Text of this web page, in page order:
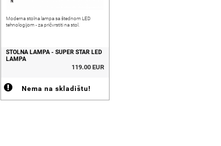
Moderna stolna lampa sa štednom LED
tehnologijom - za pričvrstiti na stol.
STOLNA LAMPA - SUPER STAR LED
LAMPA
119.00 EUR
Nema na skladištu!